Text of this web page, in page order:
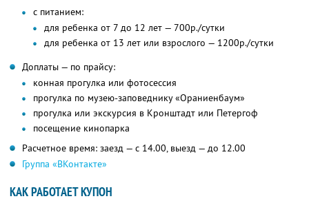
с питанием:
для ребенка от 7 до 12 лет — 700р./сутки
для ребенка от 13 лет или взрослого — 1200р./сутки
Доплаты — по прайсу:
конная прогулка или фотосессия
прогулка по музею-заповеднику «Ораниенбаум»
прогулка или экскурсия в Кронштадт или Петергоф
посещение кинопарка
Расчетное время: заезд — с 14.00, выезд — до 12.00
Группа «ВКонтакте»
КАК РАБОТАЕТ КУПОН